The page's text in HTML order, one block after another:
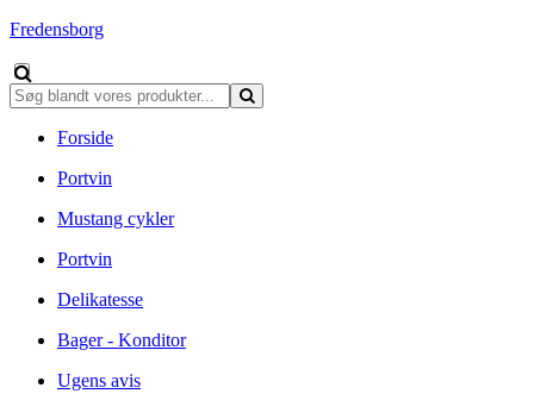
Fredensborg
Forside
Portvin
Mustang cykler
Portvin
Delikatesse
Bager - Konditor
Ugens avis